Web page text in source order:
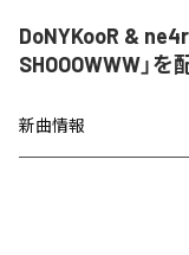
DoNYKooR &
SHOOOWWW」を
新曲情報